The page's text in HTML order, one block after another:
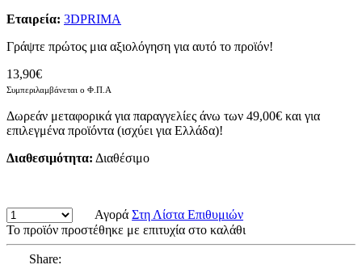
Εταιρεία: 3DPRIMA
Γράψτε πρώτος μια αξιολόγηση για αυτό το προϊόν!
13,90€
Συμπεριλαμβάνεται ο Φ.Π.Α
Δωρεάν μεταφορικά για παραγγελίες άνω των 49,00€ και για
επιλεγμένα προϊόντα (ισχύει για Ελλάδα)!
Διαθεσιμότητα: Διαθέσιμο
Αγορά Στη Λίστα Επιθυμιών
Το προϊόν προστέθηκε με επιτυχία στο καλάθι
Share: